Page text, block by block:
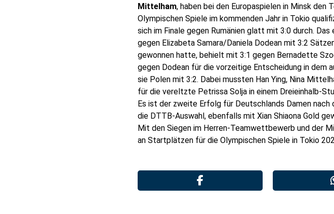
Mittelham, haben bei den Europaspielen in Minsk
Olympischen Spiele im kommenden Jahr in Tokio
sich im Finale gegen Rumänien glatt mit 3:0 durch.
gegen Elizabeta Samara/Daniela Dodean mit 3:2
gewonnen hatte, behielt mit 3:1 gegen Bernadette
gegen Dodean für die vorzeitige Entscheidung in
sie Polen mit 3:2. Dabei mussten Han Ying, Nina
für die vereltzte Petrissa Solja in einem Dreieinhalb-
Es ist der zweite Erfolg für Deutschlands Damen nach
die DTTB-Auswahl, ebenfalls mit Xian Shiaona Gold
Mit den Siegen im Herren-Teamwettbewerb und der
an Startplätzen für die Olympischen Spiele in Tokio